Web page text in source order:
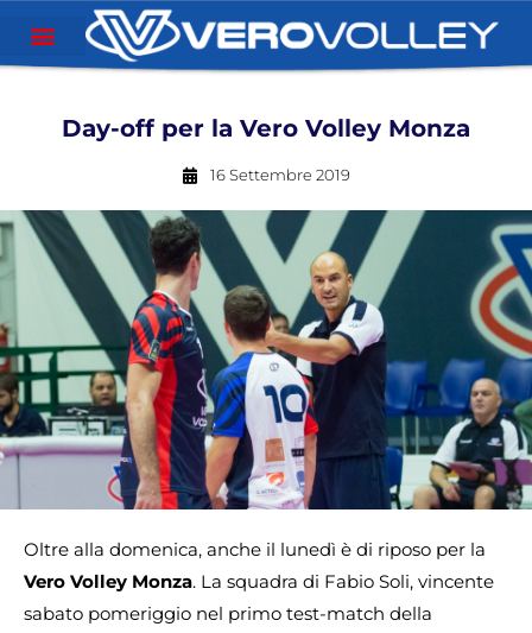
Day-off per la Vero Volley Monza
16 Settembre 2019
Oltre alla domenica, anche il lunedì è di riposo per la
Vero Volley Monza. La squadra di Fabio Soli, vincente
sabato pomeriggio nel primo test-match della